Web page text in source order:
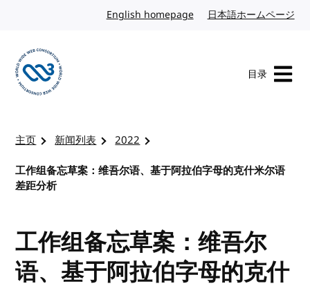
English homepage英文日本語ホームページ
目录
主页 新闻列表
2022
工作组备忘草案：维吾尔语、基于阿拉伯字母的克什米尔语
差距分析
工作组备忘草案：维吾尔
语、基于阿拉伯字母的克什